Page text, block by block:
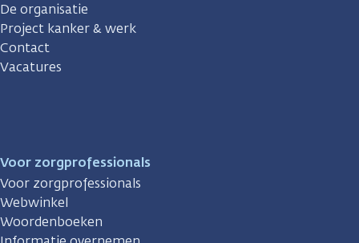
De organisatie
Project kanker & werk
Contact
Vacatures
Voor zorgprofessionals
Voor zorgprofessionals
Webwinkel
Woordenboeken